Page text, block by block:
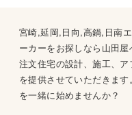
宮崎,延岡,日向,高鍋,日南
ーカーをお探しなら山田屋
注文住宅の設計、施工、
を提供させていただきま
を一緒に始めませんか？